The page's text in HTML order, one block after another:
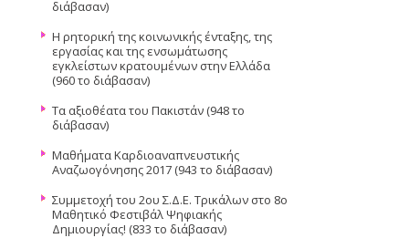
διάβασαν)
Η ρητορική της κοινωνικής ένταξης, της
εργασίας και της ενσωμάτωσης
εγκλείστων κρατουμένων στην Ελλάδα
(960 το διάβασαν)
Τα αξιοθέατα του Πακιστάν (948 το
διάβασαν)
Μαθήματα Καρδιοαναπνευστικής
Αναζωογόνησης 2017 (943 το διάβασαν)
Συμμετοχή του 2ου Σ.Δ.Ε. Τρικάλων στο 8ο
Μαθητικό Φεστιβάλ Ψηφιακής
Δημιουργίας! (833 το διάβασαν)